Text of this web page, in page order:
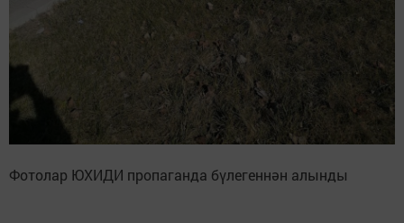
Фотолар ЮХИДИ пропаганда бүлегеннән алынды